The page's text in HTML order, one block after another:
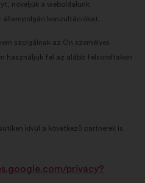
növeljük a weboldalunk
konzultációkat.
szolgálnak az Ön személyes
használjuk fel az alább felsoroltakon
kívül a következő partnerek is
privacy?